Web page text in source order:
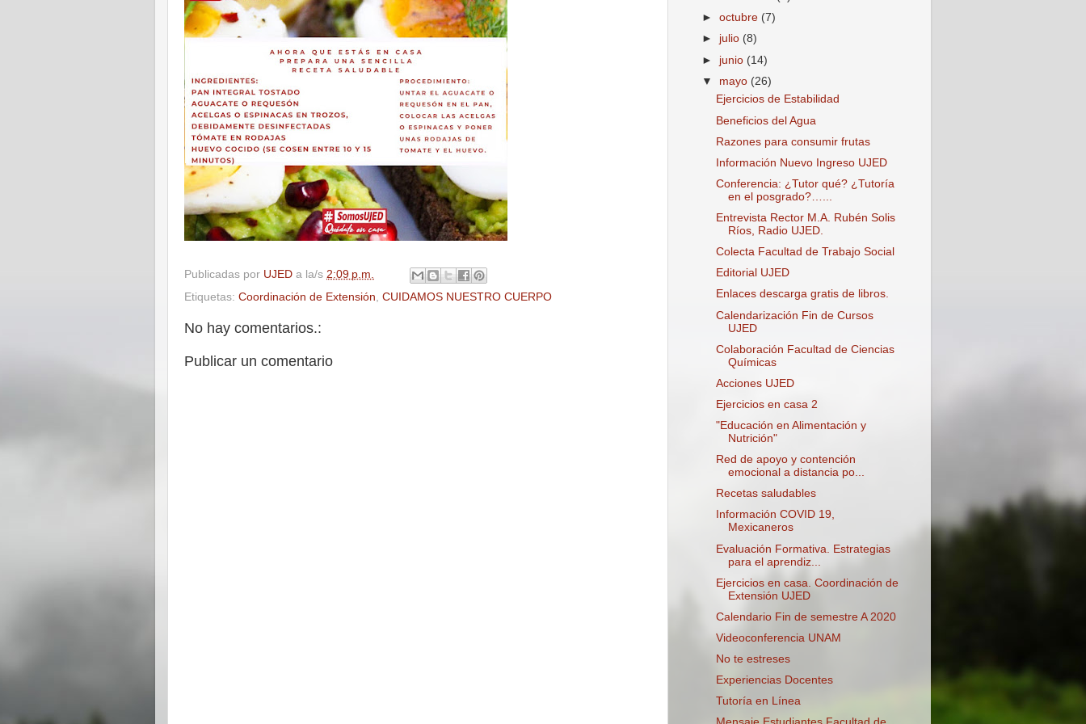
Publicadas por UJED a la/s 2:09 p.m.
Etiquetas: Coordinación de Extensión CUIDAMOS NUESTRO CUERPO
No hay comentarios.:
Publicar un comentario
►octubre (7)
► julio (8)
► junio (14)
▼ mayo (26)
Ejercicios de Estabilidad
Beneficios del Agua
Razones para consumir frutas
Información Nuevo Ingreso UJED
Conferencia: ¿Tutor qué? ¿Tutoría
en el posgrado?…...
Entrevista Rector M.A. Rubén Solis
Ríos, Radio UJED.
Colecta Facultad de Trabajo Social
Editorial UJED
Enlaces descarga gratis de libros.
Calendarización Fin de Cursos
UJED
Colaboración Facultad de Ciencias
Químicas
Acciones UJED
Ejercicios en casa 2
"Educación en Alimentación y
Nutrición"
Red de apoyo y contención
emocional a distancia po...
Recetas saludables
Información COVID 19,
Mexicaneros
Evaluación Formativa. Estrategias
para el aprendiz...
Ejercicios en casa. Coordinación de
Extensión UJED
Calendario Fin de semestre A 2020
Videoconferencia UNAM
No te estreses
Experiencias Docentes
Tutoría en Línea